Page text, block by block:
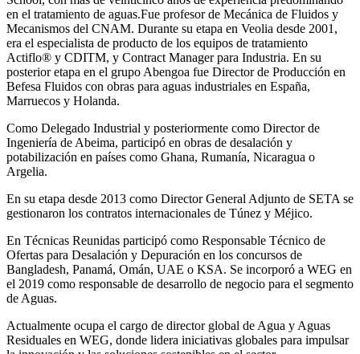
en el tratamiento de aguas.Fue profesor de Mecánica de Fluidos y
Mecanismos del CNAM. Durante su etapa en Veolia desde 2001,
era el especialista de producto de los equipos de tratamiento
Actiflo® y CDITM, y Contract Manager para Industria. En su
posterior etapa en el grupo Abengoa fue Director de Producción en
Befesa Fluidos con obras para aguas industriales en España,
Marruecos y Holanda.
Como Delegado Industrial y posteriormente como Director de
Ingeniería de Abeima, participó en obras de desalación y
potabilización en países como Ghana, Rumanía, Nicaragua o
Argelia.
En su etapa desde 2013 como Director General Adjunto de SETA se
gestionaron los contratos internacionales de Túnez y Méjico.
En Técnicas Reunidas participó como Responsable Técnico de
Ofertas para Desalación y Depuración en los concursos de
Bangladesh, Panamá, Omán, UAE o KSA. Se incorporó a WEG en
el 2019 como responsable de desarrollo de negocio para el segmento
de Aguas.
Actualmente ocupa el cargo de director global de Agua y Aguas
Residuales en WEG, donde lidera iniciativas globales para impulsar